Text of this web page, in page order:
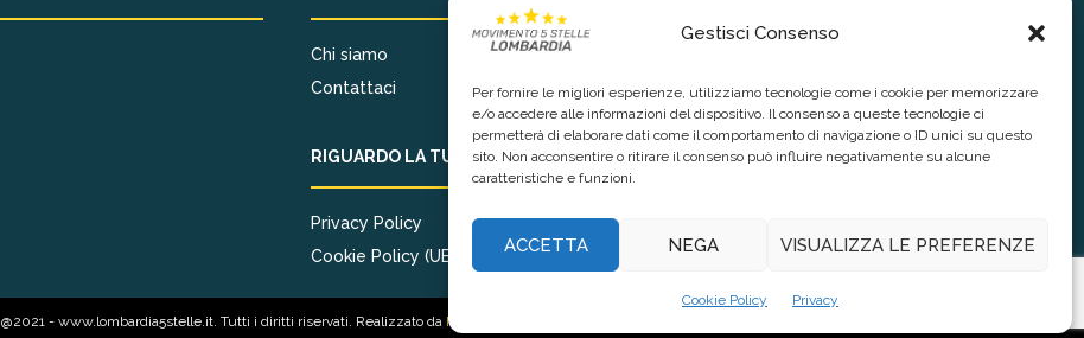
Gestisci Consenso
Per fornire le migliori esperienze, utilizziamo tecnologie come i cookie per memorizzare
e/o accedere alle informazioni del dispositivo. Il consenso a queste tecnologie ci
permetterà di elaborare dati come il comportamento di navigazione o ID unici su questo
sito. Non acconsentire o ritirare il consenso può influire negativamente su alcune
caratteristiche e funzioni.
ACCETTA NEGA VISUALIZZA LE PREFERENZE
Cookie Policy Privacy
Chi siamo
Contattaci
RIGUARDO LA TUA PRIVACY
Privacy Policy
Cookie Policy (UE)
@2021 - www.lombardia5stelle.it. Tutti i diritti riservati. Realizzato da Mediameticamente